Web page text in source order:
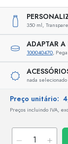
350 ml,
ADAPTAR A
100040470,
nada selecionado
Preço unitário:
Preços incluindo IVA,